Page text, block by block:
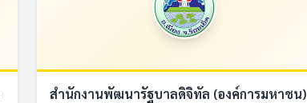
สำนักงานพัฒนารัฐบาลดิจิทัล (องค์การมหาชน)